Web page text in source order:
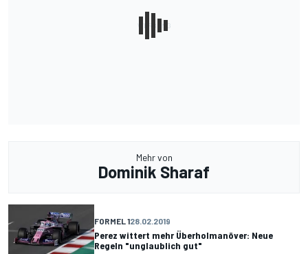
Mehr von
Dominik Sharaf
FORMEL 128.02.2019
Perez wittert mehr Überholmanöver: Neue
Regeln "unglaublich gut"